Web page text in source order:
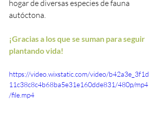
hogar de diversas especies de fauna
autóctona.
¡Gracias a los que se suman para seguir
plantando vida!
https://video.wixstatic.com/video/b42a3e_3f1d
11c38c8c4b68ba5e31e160dde831/480p/mp4
/file.mp4